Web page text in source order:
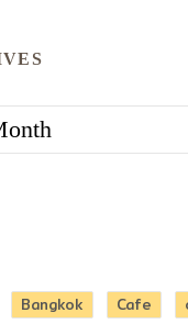
Bangkok Cafe